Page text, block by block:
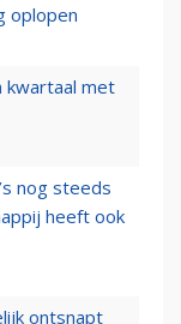
oplopen
kwartaal met
nog steeds
heeft ook
ontsnapt